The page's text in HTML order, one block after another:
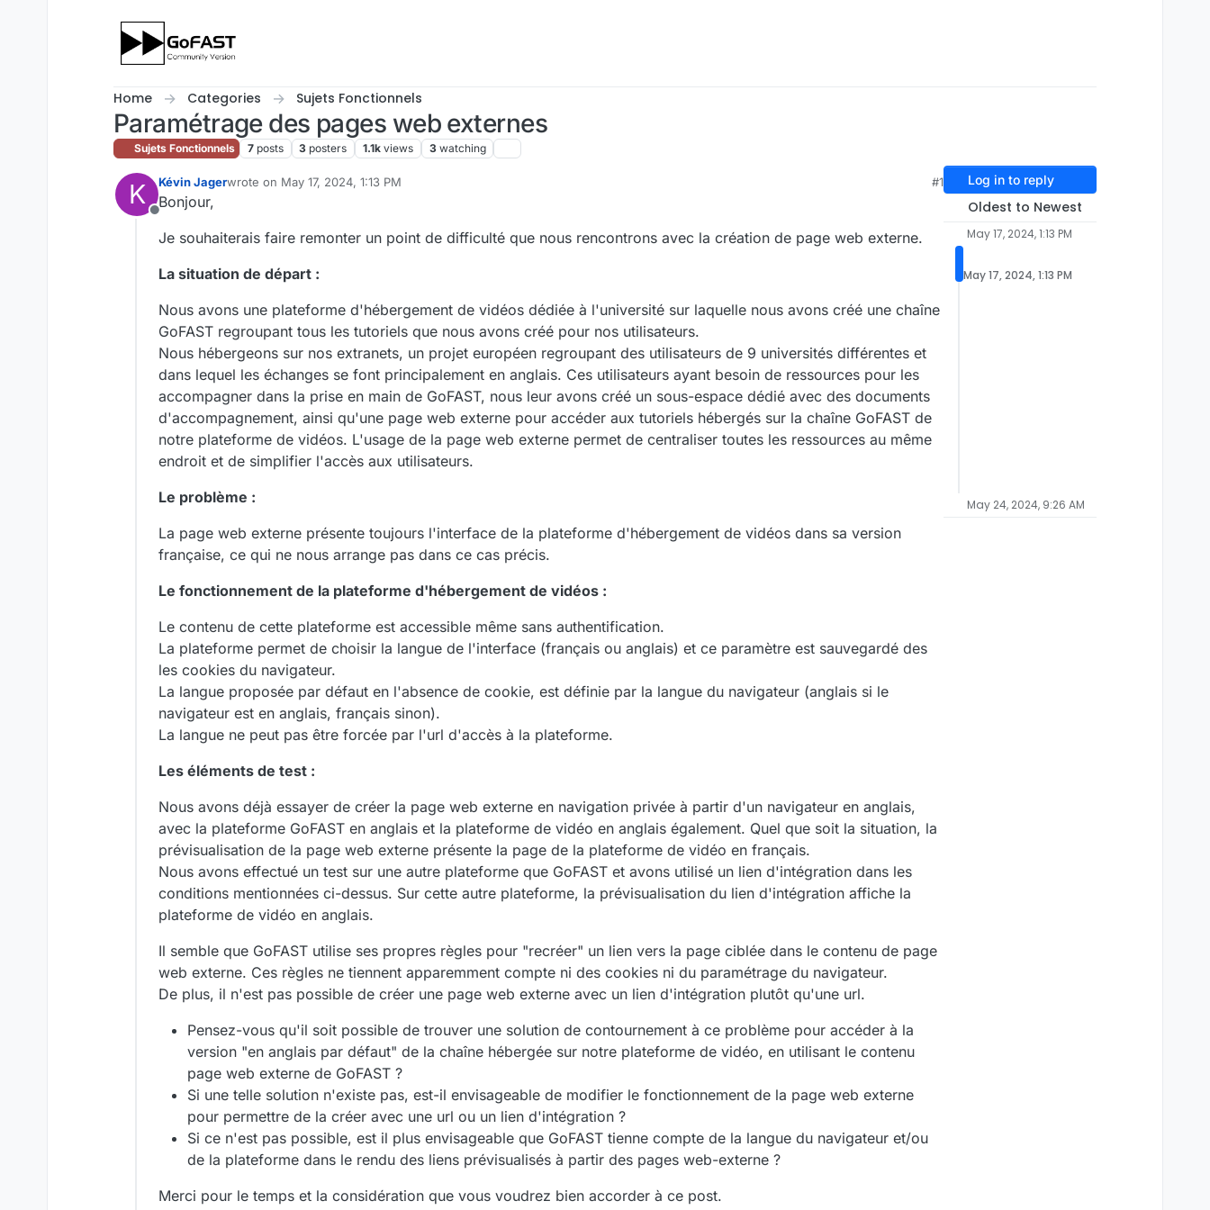
Home Categories Sujets Fonctionnels
Paramétrage des pages web externes
Sujets Fonctionnels 7 posts 3 posters 1.1k views 3 watching
K
Offline
Kévin Jagerwrote on May 17, 2024, 1:13 PM
last edited by
#1
Bonjour,
Je souhaiterais faire remonter un point de difficulté que nous rencontrons avec la création de page web externe.
La situation de départ :
Nous avons une plateforme d'hébergement de vidéos dédiée à l'université sur laquelle nous avons créé une chaîne
GoFAST regroupant tous les tutoriels que nous avons créé pour nos utilisateurs.
Nous hébergeons sur nos extranets, un projet européen regroupant des utilisateurs de 9 universités différentes et
dans lequel les échanges se font principalement en anglais. Ces utilisateurs ayant besoin de ressources pour les
accompagner dans la prise en main de GoFAST, nous leur avons créé un sous-espace dédié avec des documents
d'accompagnement, ainsi qu'une page web externe pour accéder aux tutoriels hébergés sur la chaîne GoFAST de
notre plateforme de vidéos. L'usage de la page web externe permet de centraliser toutes les ressources au même
endroit et de simplifier l'accès aux utilisateurs.
Le problème :
La page web externe présente toujours l'interface de la plateforme d'hébergement de vidéos dans sa version
française, ce qui ne nous arrange pas dans ce cas précis.
Le fonctionnement de la plateforme d'hébergement de vidéos :
Le contenu de cette plateforme est accessible même sans authentification.
La plateforme permet de choisir la langue de l'interface (français ou anglais) et ce paramètre est sauvegardé des
les cookies du navigateur.
La langue proposée par défaut en l'absence de cookie, est définie par la langue du navigateur (anglais si le
navigateur est en anglais, français sinon).
La langue ne peut pas être forcée par l'url d'accès à la plateforme.
Les éléments de test :
Nous avons déjà essayer de créer la page web externe en navigation privée à partir d'un navigateur en anglais,
avec la plateforme GoFAST en anglais et la plateforme de vidéo en anglais également. Quel que soit la situation, la
prévisualisation de la page web externe présente la page de la plateforme de vidéo en français.
Nous avons effectué un test sur une autre plateforme que GoFAST et avons utilisé un lien d'intégration dans les
conditions mentionnées ci-dessus. Sur cette autre plateforme, la prévisualisation du lien d'intégration affiche la
plateforme de vidéo en anglais.
Il semble que GoFAST utilise ses propres règles pour "recréer" un lien vers la page ciblée dans le contenu de page
web externe. Ces règles ne tiennent apparemment compte ni des cookies ni du paramétrage du navigateur.
De plus, il n'est pas possible de créer une page web externe avec un lien d'intégration plutôt qu'une url.
Pensez-vous qu'il soit possible de trouver une solution de contournement à ce problème pour accéder à la
version "en anglais par défaut" de la chaîne hébergée sur notre plateforme de vidéo, en utilisant le contenu
page web externe de GoFAST ?
Si une telle solution n'existe pas, est-il envisageable de modifier le fonctionnement de la page web externe
pour permettre de la créer avec une url ou un lien d'intégration ?
Si ce n'est pas possible, est il plus envisageable que GoFAST tienne compte de la langue du navigateur et/ou
de la plateforme dans le rendu des liens prévisualisés à partir des pages web-externe ?
Merci pour le temps et la considération que vous voudrez bien accorder à ce post.
Log in to reply
Oldest to Newest
May 17, 2024, 1:13 PM
May 17, 2024, 1:13 PM
May 24, 2024, 9:26 AM